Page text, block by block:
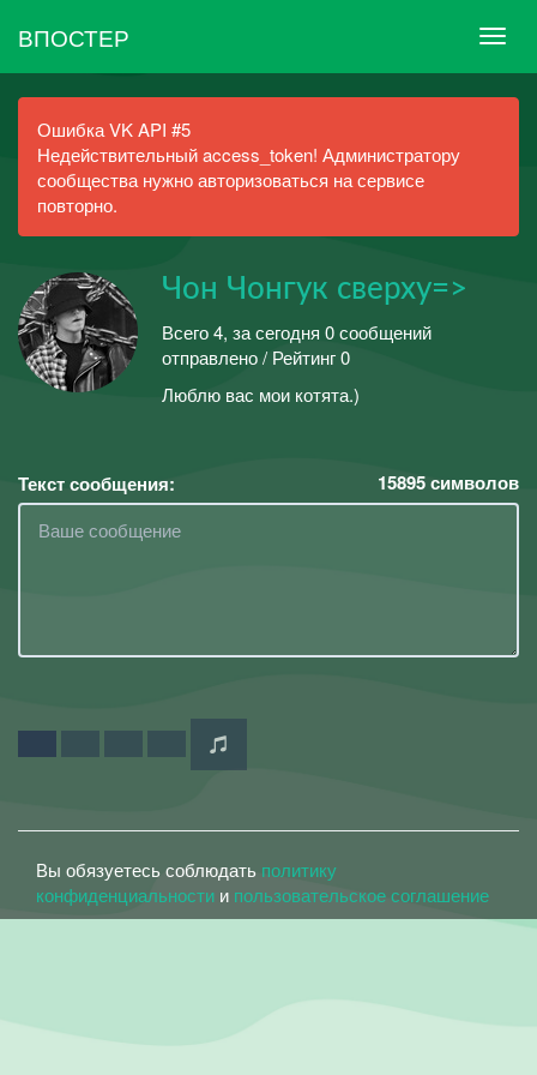
ВПОСТЕР
Ошибка VK API #5
Недействительный access_token! Администратору
сообщества нужно авторизоваться на сервисе
повторно.
Чон Чонгук сверху=>
Всего 4, за сегодня 0 сообщений
отправлено / Рейтинг 0
Люблю вас мои котята.)
Текст сообщения: 15895символов
Вы обязуетесь соблюдать политику
конфиденциальности и пользовательское соглашение